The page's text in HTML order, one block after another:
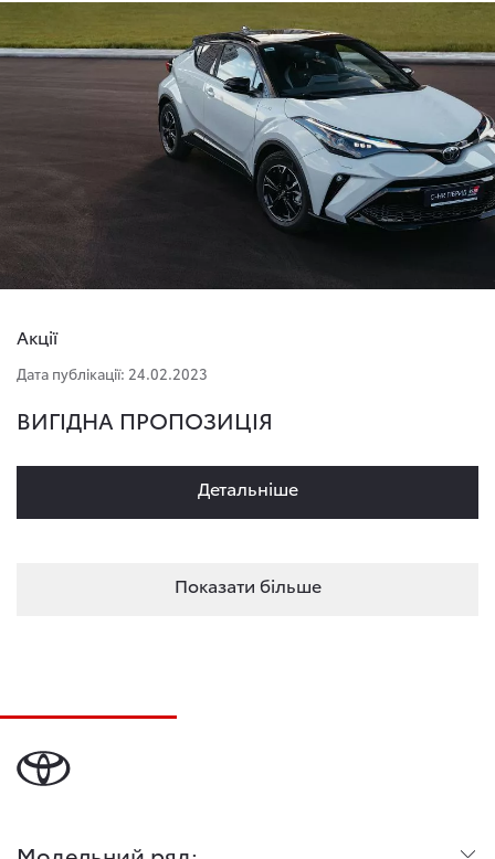
Акції
Дата публікації: 24.02.2023
ВИГІДНА ПРОПОЗИЦІЯ
Детальнiше
Показати більше